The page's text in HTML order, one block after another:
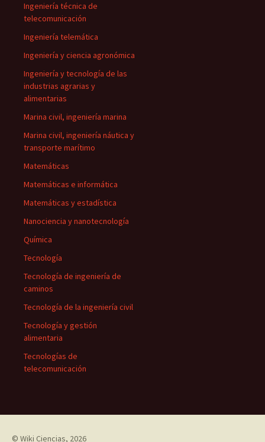
Ingeniería técnica de
telecomunicación
Ingeniería telemática
Ingeniería y ciencia agronómica
Ingeniería y tecnología de las
industrias agrarias y
alimentarias
Marina civil, ingeniería marina
Marina civil, ingeniería náutica y
transporte marítimo
Matemáticas
Matemáticas e informática
Matemáticas y estadística
Nanociencia y nanotecnología
Química
Tecnología
Tecnología de ingeniería de
caminos
Tecnología de la ingeniería civil
Tecnología y gestión
alimentaria
Tecnologías de
telecomunicación
© Wiki Ciencias, 2026